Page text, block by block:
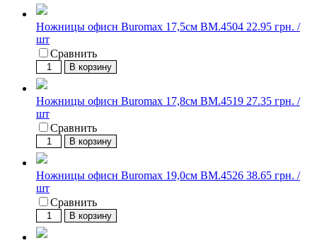
Ножницы офисн Buromax 17,5см BM.4504 22.95 грн. /
шт
Сравнить
В корзину
Ножницы офисн Buromax 17,8см BM.4519 27.35 грн. /
шт
Сравнить
В корзину
Ножницы офисн Buromax 19,0см BM.4526 38.65 грн. /
шт
Сравнить
В корзину